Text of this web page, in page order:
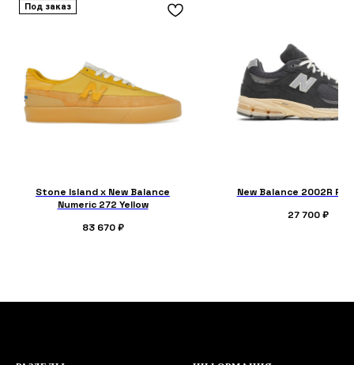
Под заказ
Stone Island x New Balance
Numeric 272 Yellow
83 670 ₽
New Balance 2002R
27 700₽